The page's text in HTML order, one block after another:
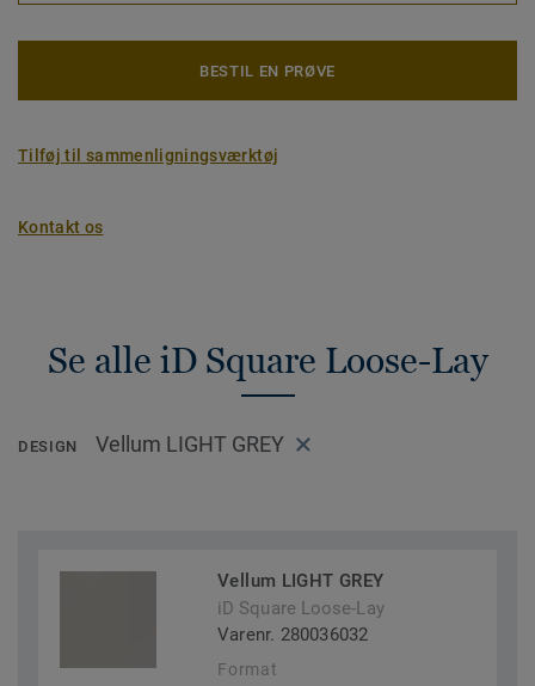
BESTIL EN PRØVE
Tilføj til sammenligningsværktøj
Kontakt os
Se alle iD Square Loose-Lay
DESIGN Vellum LIGHT GREY
Vellum LIGHT GREY
iD Square Loose-Lay
Varenr. 280036032
Format